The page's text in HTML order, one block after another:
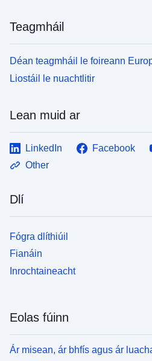
Teagmháil
Déan teagmháil le foireann
Liostáil le nuachtlitir
Lean muid ar
LinkedIn Facebook
Other
Dlí
Fógra dlíthiúil
Fianáin
Inrochtaineacht
Eolas fúinn
Ár misean, ár bhfís agus ár